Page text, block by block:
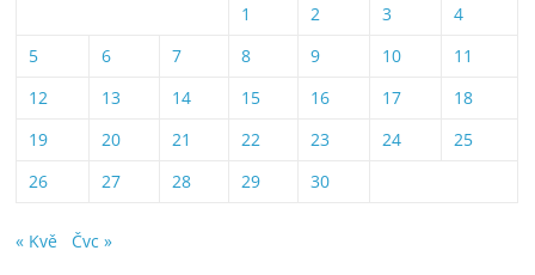
1
2 3
4
5
6 7 8 9 10
11
12
13 14 15 16 17
18
19
20 21 22 23 24
25
26
27 28 29 30
« Kvě Čvc »